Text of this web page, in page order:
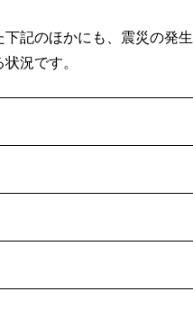
記のほかにも、震災の発生
況です。